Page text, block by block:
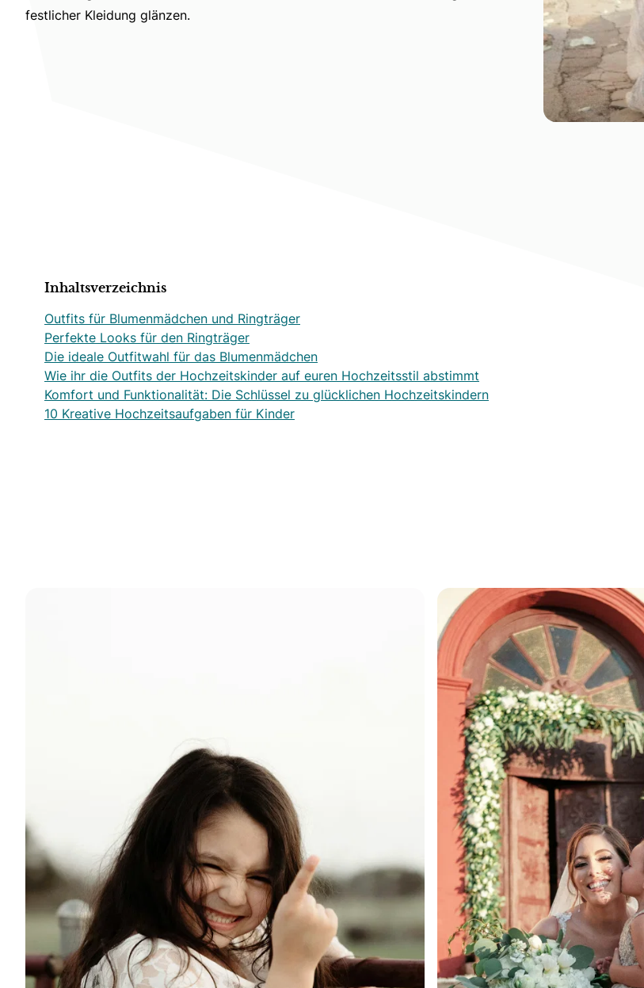
festlicher Kleidung glänzen.
Inhaltsverzeichnis
Outfits für Blumenmädchen und Ringträger
Perfekte Looks für den Ringträger
Die ideale Outfitwahl für das Blumenmädchen
Wie ihr die Outfits der Hochzeitskinder auf euren Hochzeitsstil abstimmt
Komfort und Funktionalität: Die Schlüssel zu glücklichen Hochzeitskindern
10 Kreative Hochzeitsaufgaben für Kinder